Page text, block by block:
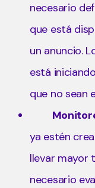
necesario
que está
un anuncio.
está
que no sean
ya estén
llevar mayor
necesario